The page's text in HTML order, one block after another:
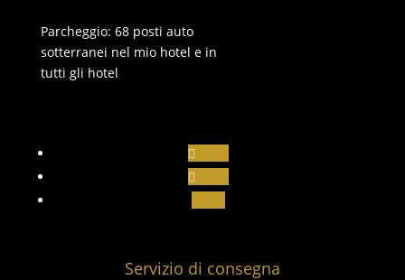
Parcheggio: 68 posti auto
sotterranei nel mio hotel e in
tutti gli hotel
Servizio di consegna